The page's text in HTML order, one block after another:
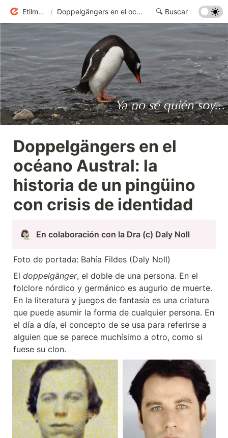
Etilmercurio / Doppelgängers en el océano Austral: la historia de un pingüino con crisis de identidad
Doppelgängers en el
océano Austral: la
historia de un pingüino
con crisis de identidad
En colaboración con la Dra (c) Daly Noll
Foto de portada: Bahía Fildes (Daly Noll)
El doppelgänger, el doble de una persona. En el
folclore nórdico y germánico es augurio de muerte.
En la literatura y juegos de fantasía es una criatura
que puede asumir la forma de cualquier persona. En
el día a día, el concepto de se usa para referirse a
alguien que se parece muchísimo a otro, como si
fuese su clon.